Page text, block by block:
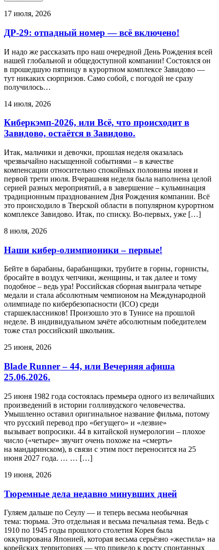
17 июля, 2026
ДР-29: отпадный номер — всё включено!
И надо же рассказать про наш очередной День Рождения всей
нашей глобальной и общедоступной компании! Состоялся он
в прошедшую пятницу в курортном комплексе Завидово —
тут никаких сюрпризов. Само собой, с погодой не сразу
получилось…
14 июля, 2026
Киберкэмп-2026, или Всё, что происходит в
Завидово, остаётся в Завидово.
Итак, мальчики и девочки, прошлая неделя оказалась
чрезвычайно насыщенной событиями – в качестве
компенсации относительно спокойных половины июня и
первой трети июля. Вчерашняя неделя была наполнена целой
серией разных мероприятий, а в завершение – кульминация
традиционным празднованием Дня Рождения компании. Всё
это происходило в Тверской области в популярном курортном
комплексе Завидово. Итак, по списку. Во-первых, уже […]
8 июля, 2026
Наши кибер-олимпионики – первые!
Бейте в барабаны, барабанщики, трубите в горны, горнисты,
бросайте в воздух чепчики, женщины, и так далее и тому
подобное – ведь ура! Российская сборная выиграла четыре
медали и стала абсолютным чемпионом на Международной
олимпиаде по кибербезопасности (ICO) среди
старшеклассников! Произошло это в Тунисе на прошлой
неделе. В индивидуальном зачёте абсолютным победителем
тоже стал российский школьник.
25 июня, 2026
Blade Runner – 44, или Вечерняя афиша
25.06.2026.
25 июня 1982 года состоялась премьера одного из величайших
произведений в истории голливудского человечества.
Умышленно оставил оригинальное название фильма, потому
что русский перевод про «бегущего» и «лезвие»
вызывает вопросики. 44 в китайской нумерологии – плохое
число («четыре» звучит очень похоже на «смерть»
на мандаринском), в связи с этим пост переносится на 25
июня 2027 года. … … […]
19 июня, 2026
Тюремные дела недавно минувших дней
Гуляем дальше по Сеулу — и теперь весьма необычная
тема: тюрьма. Это отдельная и весьма печальная тема. Ведь с
1910 по 1945 годы прошлого столетия Корея была
оккупирована Японией, которая весьма серьёзно «жестила» на
корейских территориях — что привело к росту спонтанных